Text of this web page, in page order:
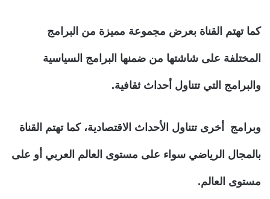
كما تهتم القناة بعرض مجموعة مميزة من البرامج
المختلفة على شاشتها من ضمنها البرامج السياسية
والبرامج التي تتناول أحداث ثقافية.
وبرامج أخرى تتناول الأحداث الاقتصادية، كما تهتم القناة
بالمجال الرياضي سواء على مستوى العالم العربي أو على
مستوى العالم.